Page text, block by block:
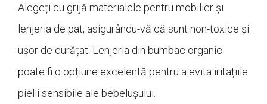
Alegeți cu grijă materialele pentru mobilier și
lenjeria de pat, asigurându-vă că sunt non-toxice și
ușor de curățat. Lenjeria din bumbac organic
poate fi o opțiune excelentă pentru a evita iritațiile
pielii sensibile ale bebelușului.